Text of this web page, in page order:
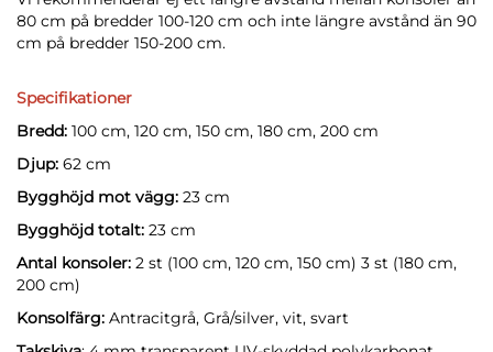
80 cm på bredder 100-120 cm och inte längre avstånd än 90
cm på bredder 150-200 cm.
Specifikationer
Bredd: 100 cm, 120 cm, 150 cm, 180 cm, 200 cm
Djup: 62 cm
Bygghöjd mot vägg: 23 cm
Bygghöjd totalt: 23 cm
Antal konsoler: 2 st (100 cm, 120 cm, 150 cm) 3 st (180 cm,
200 cm)
Konsolfärg: Antracitgrå, Grå/silver, vit, svart